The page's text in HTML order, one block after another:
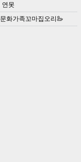
연못
화가족꼬마집오리🦢